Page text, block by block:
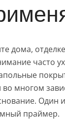
дома,
часто
многом
Один
праймер.